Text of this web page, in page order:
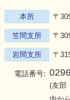
本所 〒
笠間支所 〒
岩間支所 〒
電話番号:
(友部